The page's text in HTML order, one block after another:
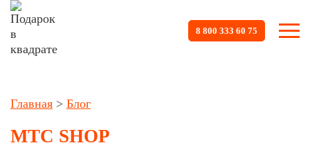
8 800 333 60 75
Главная > Блог
МТС SHOP